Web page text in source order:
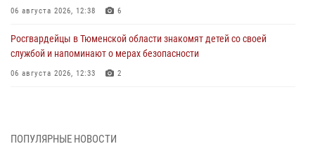
06 августа 2026, 12:38 6
Росгвардейцы в Тюменской области знакомят детей со своей
службой и напоминают о мерах безопасности
06 августа 2026, 12:33 2
06 августа 2026, 04:41 3
ПОПУЛЯРНЫЕ НОВОСТИ